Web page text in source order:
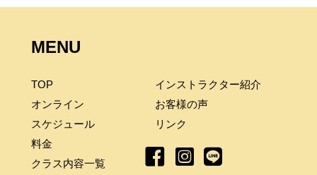
MENU
TOP
オンライン
スケジュール
料金
クラス内容一覧
インストラクター紹介
お客様の声
リンク